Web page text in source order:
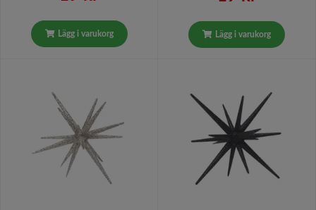
Lägg i varukorg Lägg i varukorg